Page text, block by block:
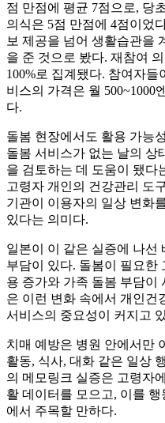
점 만점에 평균 7점으로, 당
의식은 5점 만점에 4점이었
보 제공을 넘어 생활습관을
을 준 것으로 봤다. 재참여
100%로 집계됐다. 참여자
비스의 가격은 월 500~1000
다.
돌봄 현장에서도 활용 가능
돌봄 서비스가 없는 날의 상
을 검토하는 데 도움이 됐다
고령자 개인의 건강관리 도
기관이 이용자의 일상 변화
있다는 의미다.
일본이 이 같은 실증에 나선
부담이 있다. 돌봄이 필요한
용 증가와 가족 돌봄 부담이
은 이런 변화 속에서 개인건
서비스의 중요성이 커지고
치매 예방은 병원 안에서만
활동, 식사, 대화 같은 일상
의 메모링크 실증은 고령자
활 데이터를 모으고, 이를
에서 주목할 만하다.